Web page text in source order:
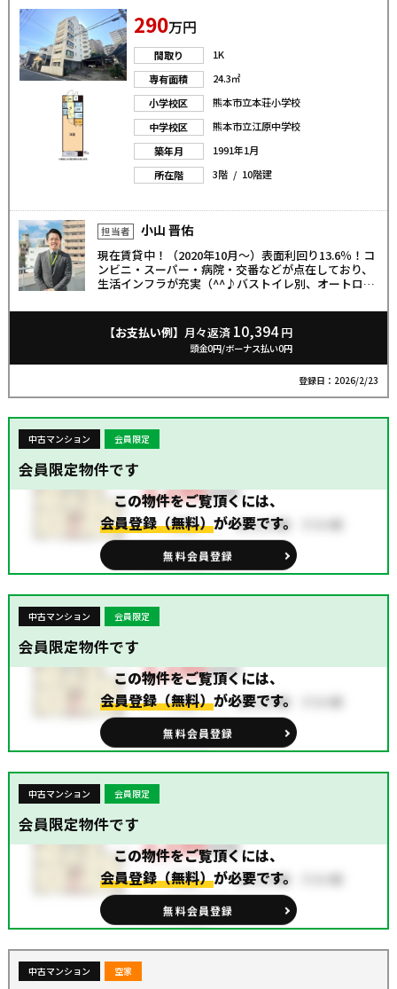
290万円
間取り
1K
専有面積
24.3㎡
小学校区
熊本市立本荘小学校
中学校区
熊本市立江原中学校
築年月
1991年1月
所在階
3階 / 10階建
担当者 小山 晋佑
現在賃貸中！（2020年10月〜）表面利回り13.6％！コ
ンビニ・スーパー・病院・交番などが点在しており、
生活インフラが充実（^^♪バストイレ別、オートロッ
軽にお問合せ下さい♪
【お支払い例】 月々返済 10,394円
頭金0円/ボーナス払い0円
登録日：2026/2/23
中古マンション 会員限定
会員限定物件です
この物件をご覧頂くには、
会員登録（無料）が必要です。
無料会員登録
中古マンション 会員限定
会員限定物件です
この物件をご覧頂くには、
会員登録（無料）が必要です。
無料会員登録
中古マンション 会員限定
会員限定物件です
この物件をご覧頂くには、
会員登録（無料）が必要です。
無料会員登録
中古マンション 空家